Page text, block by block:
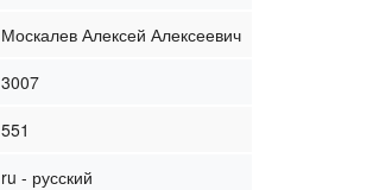
Москалев Алексей Алексеевич
3007
551
ru - русский